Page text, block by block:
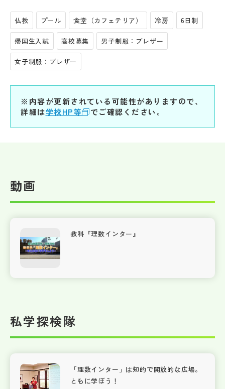
仏教 プール 食堂（カフェテリア） 冷房 6日制
帰国生入試 高校募集 男子制服：ブレザー
女子制服：ブレザー
※内容が更新されている可能性がありますので、
詳細は学校HP等 でご確認ください。
動画
教科『理数インター』
私学探検隊
「理数インター」は知的で開放的な広場。
ともに学ぼう！